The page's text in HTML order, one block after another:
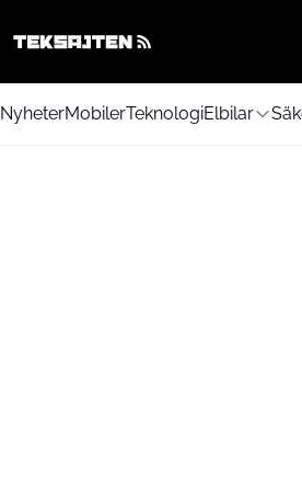
NyheterMobilerTeknologiElbilar